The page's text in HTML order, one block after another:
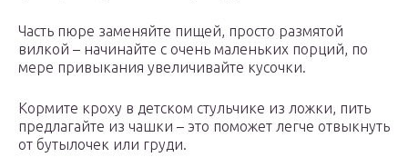
Часть пюре заменяйте пищей, просто размятой
вилкой – начинайте с очень маленьких порций, по
мере привыкания увеличивайте кусочки.
Кормите кроху в детском стульчике из ложки, пить
предлагайте из чашки – это поможет легче отвыкнуть
от бутылочек или груди.